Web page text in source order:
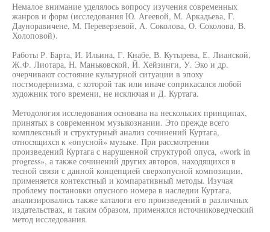
Немалое внимание уделялось вопросу изучения современных
жанров и форм (исследования Ю. Агеевой, М. Аркадьева, Г.
Дауноравичене, М. Переверзевой, А. Соколова, О. Соколова, В.
Холоповой).
Работы Р. Барта, И. Ильина, Г. Кнабе, В. Кутырева, Е. Лианской,
Ж.Ф. Лиотара, Н. Маньковской, Й. Хейзинги, У. Эко и др.
очерчивают состояние культурной ситуации в эпоху
постмодернизма, с которой так или иначе соприкасался любой
художник того времени, не исключая и Д. Куртага.
Методология исследования основана на нескольких принципах,
принятых в современном музыкознании. Это прежде всего
комплексный и структурный анализ сочинений Куртага,
относящихся к «опусной» музыке. При рассмотрении
произведений Куртага с нарушенной структурой опуса, «work in
progress», а также сочинений других авторов, находящихся в
тесной связи с данной концепцией сверхопусной композиции,
применяется контекстный и компаративный методы. Изучая
проблему постановки опусного номера в наследии Куртага,
анализировались также каталоги его произведений в различных
издательствах, и таким образом, применялся источниковедческий
метод исследования.